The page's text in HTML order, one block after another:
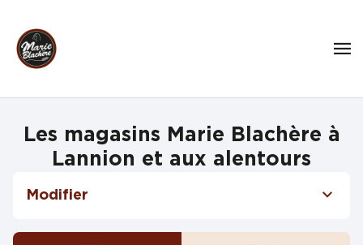
Les magasins Marie Blachère à
Lannion et aux alentours
Modifier